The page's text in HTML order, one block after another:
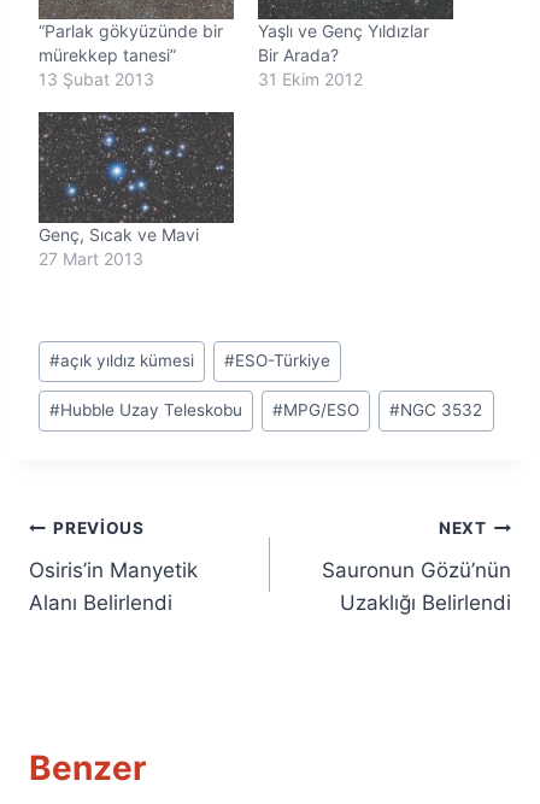
.
.
“Parlak gökyüzünde bir
mürekkep tanesi”
13 Şubat 2013
Yaşlı ve Genç Yıldızlar
Bir Arada?
31 Ekim 2012
Genç, Sıcak ve Mavi
27 Mart 2013
Post
Tags:
#açık yıldız kümesi #ESO-Türkiye
#Hubble Uzay Teleskobu #MPG/ESO #NGC 3532
Yazı
gezinmesi
PREVIOUS
Osiris’in Manyetik
Alanı Belirlendi
NEXT
Sauronun Gözü’nün
Uzaklığı Belirlendi
Benzer